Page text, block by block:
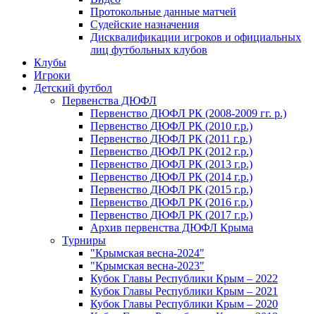
Протокольные данные матчей
Судейские назначения
Дисквалификации игроков и официальных
лиц футбольных клубов
Клубы
Игроки
Детский футбол
Первенства ДЮФЛ
Первенство ДЮФЛ РК (2008-2009 гг. р.)
Первенство ДЮФЛ РК (2010 г.р.)
Первенство ДЮФЛ РК (2011 г.р.)
Первенство ДЮФЛ РК (2012 г.р.)
Первенство ДЮФЛ РК (2013 г.р.)
Первенство ДЮФЛ РК (2014 г.р.)
Первенство ДЮФЛ РК (2015 г.р.)
Первенство ДЮФЛ РК (2016 г.р.)
Первенство ДЮФЛ РК (2017 г.р.)
Архив первенства ДЮФЛ Крыма
Турниры
"Крымская весна-2024"
"Крымская весна-2023"
Кубок Главы Республики Крым – 2022
Кубок Главы Республики Крым – 2021
Кубок Главы Республики Крым – 2020